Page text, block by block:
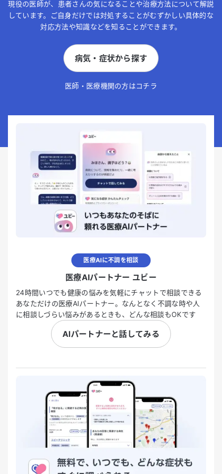
現役の医師が、患者さんの気になることや治療方法について解説
しています。ご自身だけでは対処することがむずかしい具体的な
対応方法や知識などを知ることができます。
病気・症状から探す
医師・医療機関の方はコチラ
医療AIに不調を相談
医療AIパートナー ユビー
24時間いつでも健康の悩みを気軽にチャットで相談できる
あなただけの医療AIパートナー。なんとなく不調な時や人
に相談しづらい悩みがあるときも、どんな相談もOKです
AIパートナーと話してみる